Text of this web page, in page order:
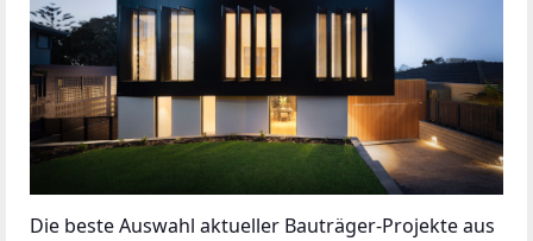
Die beste Auswahl aktueller Bauträger-Projekte aus